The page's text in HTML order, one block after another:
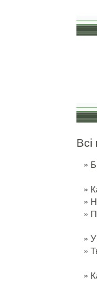
Всі
»
»
»
»
»У
»
»